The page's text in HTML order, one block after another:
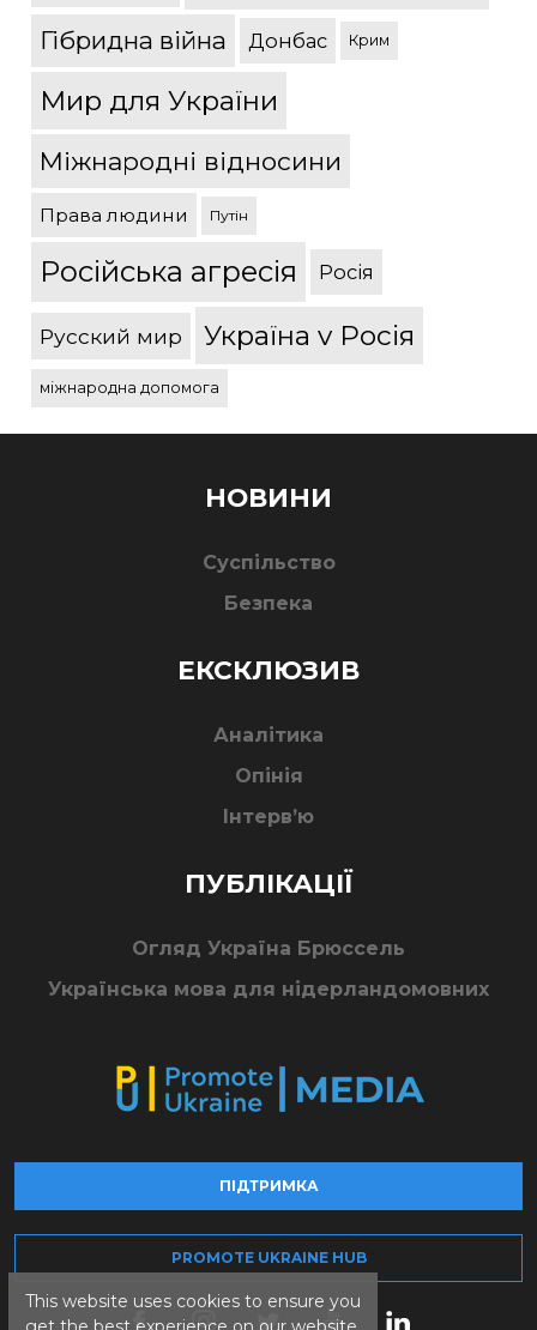
This website uses cookies to ensure you
Гібридна війна Донбас Крим
Мир для України
Міжнародні відносини
Права людини Путін
Російська агресія Росія
Русский мир Україна v Росія
міжнародна допомога
НОВИНИ
Суспільство
Безпека
ЕКСКЛЮЗИВ
Аналітика
Опінія
Інтерв’ю
ПУБЛІКАЦІЇ
Огляд Україна Брюссель
Українська мова для нідерландомовних
ПІДТРИМКА
PROMOTE UKRAINE HUB